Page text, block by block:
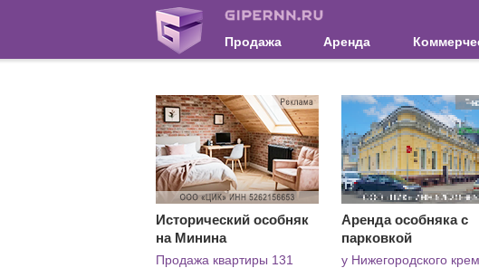
Продажа Аренда
Исторический особняк
на Минина
Продажа квартиры 131
Аренда особняка с
парковкой
у Нижегородского